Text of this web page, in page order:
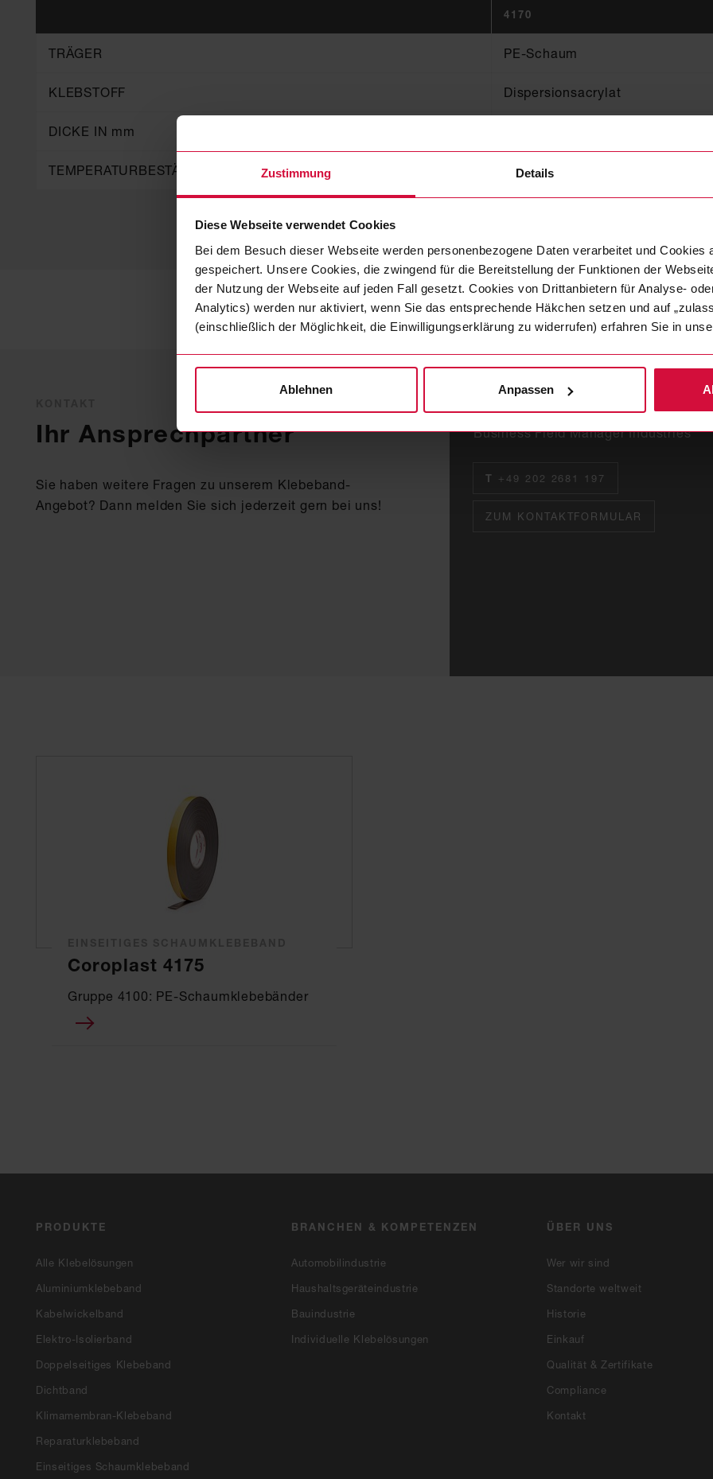
Zustimmung Details
Diese Webseite verwendet Cookies
Bei dem Besuch dieser Webseite werden personenbezogene Daten verarbeitet und Cookies
gespeichert. Unsere Cookies, die zwingend für die Bereitstellung der Funktionen der
der Nutzung der Webseite auf jeden Fall gesetzt. Cookies von Drittanbietern für Analyse-
Analytics) werden nur aktiviert, wenn Sie das entsprechende Häkchen setzen und auf
(einschließlich der Möglichkeit, die Einwilligungserklärung zu widerrufen) erfahren Sie in
Ablehnen Anpassen
4170
TRÄGER PE-Schaum
KLEBSTOFF Dispersionsacrylat
DICKE IN mm
TEMPERATURBESTÄNDIGKEIT °C 90
Ihr Ansprechpartner
Sie haben weitere Fragen zu unserem Klebeband-
Angebot? Dann melden Sie sich jederzeit gern bei uns!
Business Field Manager Industries
T +49 202 2681 197
ZUM KONTAKTFORMULAR
Coroplast 4175
Gruppe 4100: PE-Schaumklebebänder
PRODUKTE
Alle Klebelösungen
Aluminiumklebeband
Kabelwickelband
Elektro-Isolierband
Doppelseitiges Klebeband
Dichtband
Klimamembran-Klebeband
Reparaturklebeband
Einseitiges Schaumklebeband
BRANCHEN & KOMPETENZEN
Automobilindustrie
Haushaltsgeräteindustrie
Bauindustrie
Individuelle Klebelösungen
ÜBER UNS
Wer wir sind
Standorte weltweit
Historie
Einkauf
Qualität & Zertifikate
Compliance
Kontakt